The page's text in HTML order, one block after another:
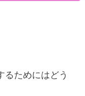
るためにはどう